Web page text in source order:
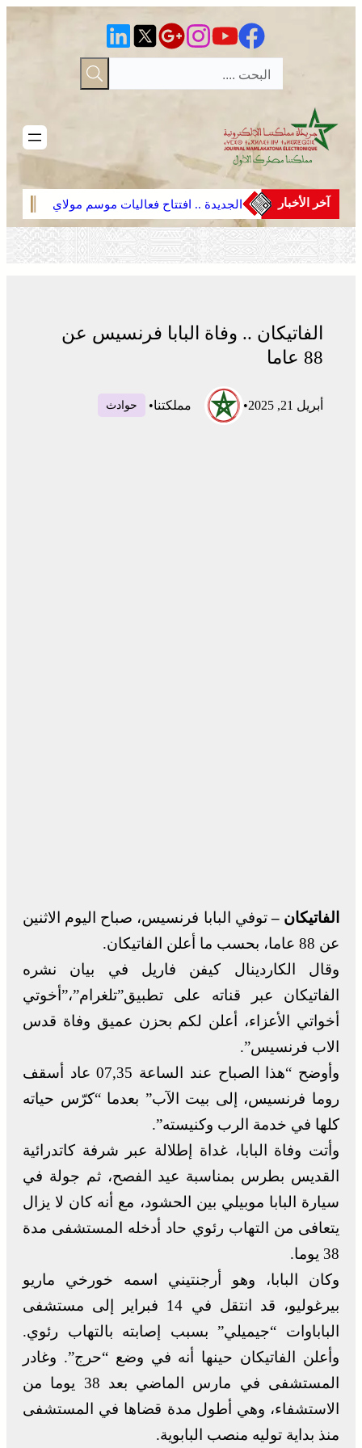
آخر الأخبار
الجديدة .. افتتاح فعاليات موسم مولاي
عبد الله أمغار
الفاتيكان .. وفاة البابا فرنسيس عن
88 عاما
أبريل 21, 2025 • مملكتنا• حوادث
الفاتيكان –توفي البابا فرنسيس، صباح اليوم الاثنين
عن 88 عاما، بحسب ما أعلن الفاتيكان.
وقال الكاردينال كيفن فاريل في بيان نشره
الفاتيكان عبر قناته على تطبيق”تلغرام”،”أخوتي
أخواتي الأعزاء، أعلن لكم بحزن عميق وفاة قدس
الاب فرنسيس”.
وأوضح “هذا الصباح عند الساعة 07,35 عاد أسقف
روما فرنسيس، إلى بيت الآب” بعدما “كرّس حياته
كلها في خدمة الرب وكنيسته”.
وأتت وفاة البابا، غداة إطلالة عبر شرفة كاتدرائية
القديس بطرس بمناسبة عيد الفصح، ثم جولة في
سيارة البابا موبيلي بين الحشود، مع أنه كان لا يزال
يتعافى من التهاب رئوي حاد أدخله المستشفى مدة
38 يوما.
وكان البابا، وهو أرجنتيني اسمه خورخي ماريو
بيرغوليو، قد انتقل في 14 فبراير إلى مستشفى
الباباوات “جيميلي” بسبب إصابته بالتهاب رئوي.
وأعلن الفاتيكان حينها أنه في وضع “حرج”. وغادر
المستشفى في مارس الماضي بعد 38 يوما من
الاستشفاء، وهي أطول مدة قضاها في المستشفى
منذ بداية توليه منصب البابوية.